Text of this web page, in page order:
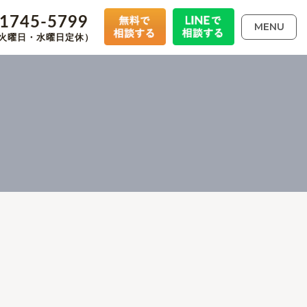
5799
日・水曜日定休）
MENU